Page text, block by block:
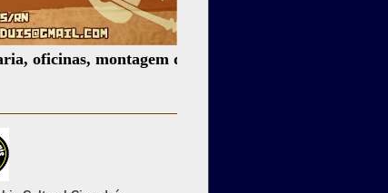
montagem de espetáculos, assessoria cultural,